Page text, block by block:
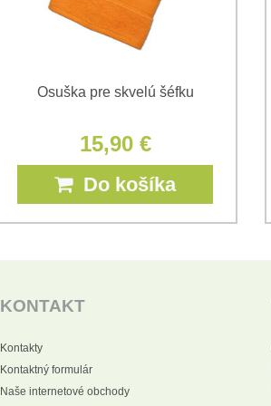
Osuška pre skvelú šéfku
15,90 €
Do košíka
KONTAKT
Kontakty
Kontaktný formulár
Naše internetové obchody